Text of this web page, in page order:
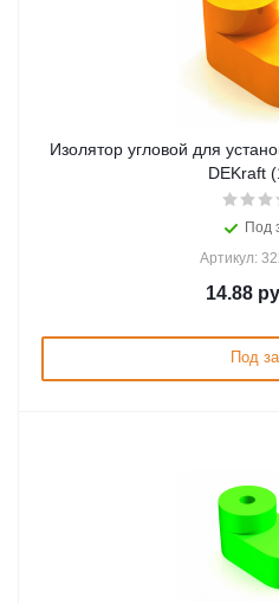
Изолятор угловой для
DEKraft
Под
Артикул:
14.88
Под